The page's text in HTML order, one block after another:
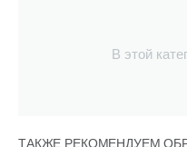
В этой
ТАКЖЕ РЕКОМЕНДУЕМ